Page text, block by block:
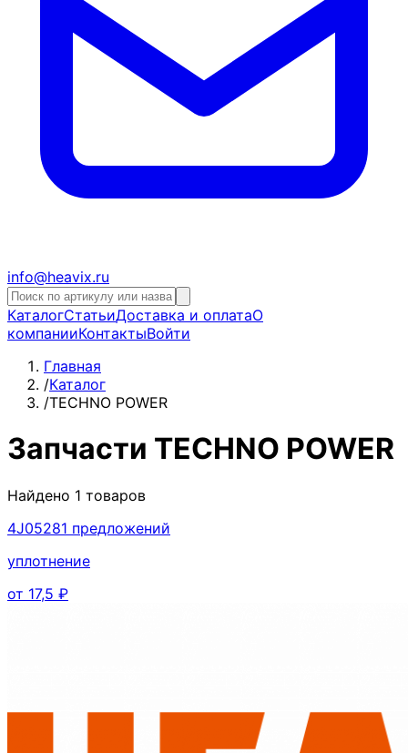
info@heavix.ru
КаталогСтатьиДоставка и оплатаО
компанииКонтактыВойти
Главная
/Каталог
/TECHNO POWER
Запчасти TECHNO POWER
Найдено 1 товаров
4J05281 предложений
уплотнение
от 17,5 ₽